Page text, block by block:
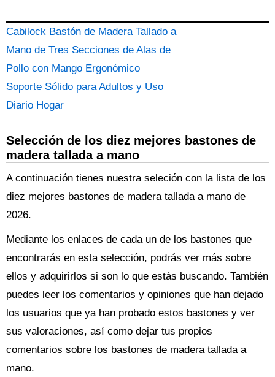
Cabilock Bastón de Madera Tallado a
Mano de Tres Secciones de Alas de
Pollo con Mango Ergonómico
Soporte Sólido para Adultos y Uso
Diario Hogar
Selección de los diez mejores bastones de
madera tallada a mano
A continuación tienes nuestra seleción con la lista de los
diez mejores bastones de madera tallada a mano de
2026.
Mediante los enlaces de cada un de los bastones que
encontrarás en esta selección, podrás ver más sobre
ellos y adquirirlos si son lo que estás buscando. También
puedes leer los comentarios y opiniones que han dejado
los usuarios que ya han probado estos bastones y ver
sus valoraciones, así como dejar tus propios
comentarios sobre los bastones de madera tallada a
mano.